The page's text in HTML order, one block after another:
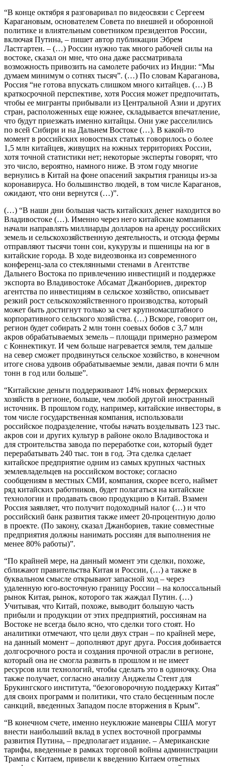
“В конце октября я разговаривал по видеосвязи с Сергеем
Карагановым, основателем Совета по внешней и оборонной
политике и влиятельным советником президентов России,
включая Путина, – пишет автор публикации Эбрем
Ластгартен. – (…) России нужно так много рабочей силы на
востоке, сказал он мне, что она даже рассматривала
возможность привозить на самолете рабочих из Индии: “Мы
думаем минимум о сотнях тысяч”. (…) По словам Караганова,
Россия “не готова впускать слишком много китайцев. (…) В
краткосрочной перспективе, хотя Россия может предпочитать,
чтобы ее мигранты прибывали из Центральной Азии и других
стран, расположенных еще южнее, складывается впечатление,
что будут приезжать именно китайцы. Они уже расселились
по всей Сибири и на Дальнем Востоке (…). В какой-то
момент в российских новостных статьях говорилось о более
1,5 млн китайцев, живущих на южных территориях России,
хотя точной статистики нет; некоторые эксперты говорят, что
это число, вероятно, намного ниже. В этом году многие
вернулись в Китай на фоне опасений закрытия границы из-за
коронавируса. Но большинство людей, в том числе Караганов,
ожидают, что они вернутся (…)”.
(…) “В наши дни большая часть китайских денег находится во
Владивостоке (…). Именно через него китайские компании
начали направлять миллиарды долларов на аренду российских
земель и сельскохозяйственную деятельность, и отсюда фермы
отправляют тысячи тонн сои, кукурузы и пшеницы на юг в
китайские города. В ходе видеозвонка из современного
конференц-зала со стеклянными стенами в Агентстве
Дальнего Востока по привлечению инвестиций и поддержке
экспорта во Владивостоке Абсамат Джанбориев, директор
агентства по инвестициям в сельское хозяйство, описывает
резкий рост сельскохозяйственного производства, который
может быть достигнут только за счет крупномасштабного
корпоративного сельского хозяйства. (…) Вскоре, говорит он,
регион будет собирать 2 млн тонн соевых бобов с 3,7 млн
акров обрабатываемых земель – площади примерно размером
с Коннектикут. И чем больше нагревается земля, тем дальше
на север сможет продвинуться сельское хозяйство, в конечном
итоге снова удвоив обрабатываемые земли, давая почти 6 млн
тонн в год или больше”.
“Китайские деньги поддерживают 14% новых фермерских
хозяйств в регионе, больше, чем любой другой иностранный
источник. В прошлом году, например, китайские инвесторы, в
том числе государственная компания, использовали
российское подразделение, чтобы начать возделывать 123 тыс.
акров сои и других культур в районе около Владивостока и
для строительства завода по переработке сои, который будет
перерабатывать 240 тыс. тон в год. Эта сделка сделает
китайское предприятие одним из самых крупных частных
землевладельцев на российском востоке; согласно
сообщениям в местных СМИ, компания, скорее всего, наймет
ряд китайских работников, будет полагаться на китайские
технологии и продавать свою продукцию в Китай. Взамен
Россия заявляет, что получит подоходный налог (…) и что
российский банк развития также имеет 20-процентную долю
в проекте. (По закону, сказал Джанбориев, такие совместные
предприятия должны нанимать россиян для выполнения не
менее 80% работы)”.
“По крайней мере, на данный момент эти сделки, похоже,
сближают правительства Китая и России, (…) а также в
буквальном смысле открывают запасной ход – через
удаленную юго-восточную границу России – на колоссальный
рынок Китая, рынок, которого так жаждал Путин. (…)
Учитывая, что Китай, похоже, выводит большую часть
прибыли и продукции от этих предприятий, россиянам на
Востоке не всегда было ясно, что сделки того стоят. Но
аналитики отмечают, что цели двух стран – по крайней мере,
на данный момент – дополняют друг друга. Россия добивается
долгосрочного роста и создания прочной отрасли в регионе,
который она не смогла развить в прошлом и не имеет
ресурсов или технологий, чтобы сделать это в одиночку. Она
также получает, согласно анализу Анджелы Стент для
Брукингского института, “безоговорочную поддержку Китая”
для своих программ и политики, что стало бесценным после
санкций, введенных Западом после вторжения в Крым”.
“В конечном счете, именно неуклюжие маневры США могут
внести наибольший вклад в успех восточной программы
развития Путина, – предполагает издание. – Американские
тарифы, введенные в рамках торговой войны администрации
Трампа с Китаем, привели к введению Китаем ответных